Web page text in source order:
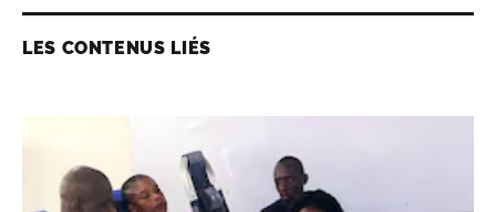
LES CONTENUS LIÉS